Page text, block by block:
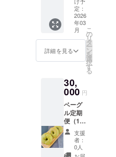
認くだ
さい。
※アレル
ギーを
お持ち
備考欄
にご記
可能な
限り対
応させ
ていた
だきま
す！
は “全種
類” の中
から自
由に選
べま
す！ ク
の特別
な権利
たお得
なセッ
トで
す！ 利
用回
数：4回
送日か
ら冷凍
で2週間
原材
料：国
産小麦
甜菜糖
（北海
産）、
天然塩
（高知
県
産）、
水、
容：定
番ベー
グルを
中心に
ボ
リュー
ムたっ
ト 内容
量：25
個入り
（1個あ
たり約
100g）
保存方
法：冷
凍保存
賞味期
定：
2026
年03
月
詳細を見る
こ
の
リ
タ
ー
ン
を
選
択
す
る
30,
000 円
ベーグ
ル定期
便（10
個×6か
月・全
国発
送） 内
支援
者：
0人